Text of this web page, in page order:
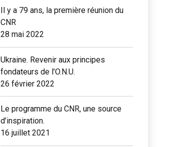
Il y a 79 ans, la première réunion du
CNR
28 mai 2022
Ukraine. Revenir aux principes
fondateurs de l’O.N.U.
26 février 2022
Le programme du CNR, une source
d’inspiration.
16 juillet 2021